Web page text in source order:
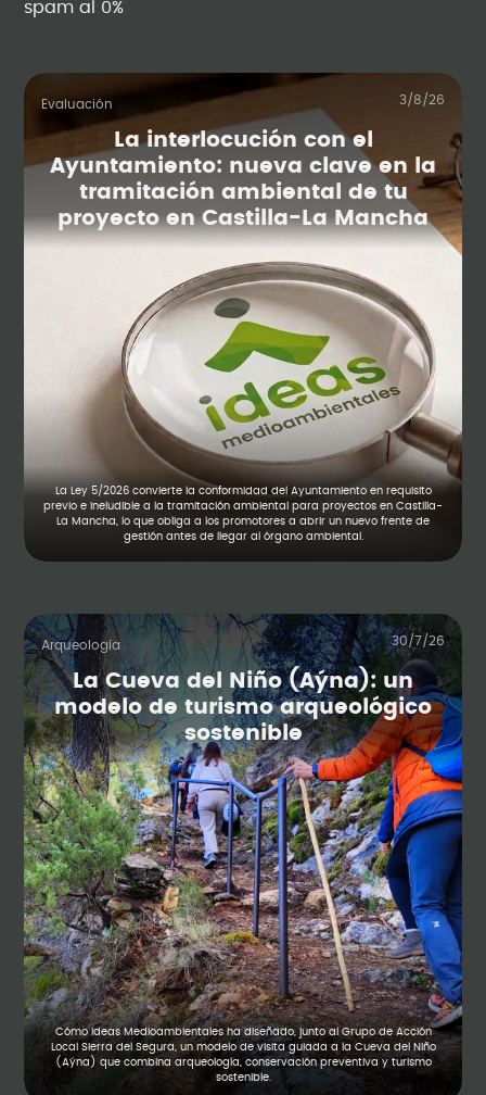
spam al 0%
Evaluación 3/8/26
La interlocución con el
Ayuntamiento: nueva clave en la
tramitación ambiental de tu
proyecto en Castilla-La Mancha
La Ley 5/2026 convierte la conformidad del Ayuntamiento en requisito
previo e ineludible a la tramitación ambiental para proyectos en Castilla-
La Mancha, lo que obliga a los promotores a abrir un nuevo frente de
gestión antes de llegar al órgano ambiental.
Arqueología 30/7/26
La Cueva del Niño (Aýna): un
modelo de turismo arqueológico
sostenible
Cómo Ideas Medioambientales ha diseñado, junto al Grupo de Acción
Local Sierra del Segura, un modelo de visita guiada a la Cueva del Niño
(Aýna) que combina arqueología, conservación preventiva y turismo
sostenible.